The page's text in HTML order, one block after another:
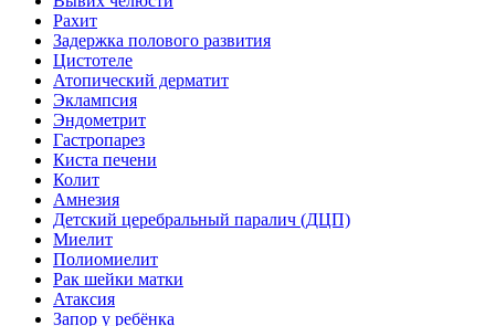
Рахит
Задержка полового развития
Цистотеле
Атопический дерматит
Эклампсия
Эндометрит
Гастропарез
Киста печени
Колит
Амнезия
Детский церебральный паралич (ДЦП)
Миелит
Полиомиелит
Рак шейки матки
Атаксия
Запор у ребёнка